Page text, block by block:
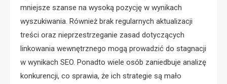
mniejsze szanse na wysoką pozycję w wynikach
wyszukiwania. Również brak regularnych aktualizacji
treści oraz nieprzestrzeganie zasad dotyczących
linkowania wewnętrznego mogą prowadzić do stagnacji
w wynikach SEO. Ponadto wiele osób zaniedbuje analizę
konkurencji, co sprawia, że ich strategie są mało